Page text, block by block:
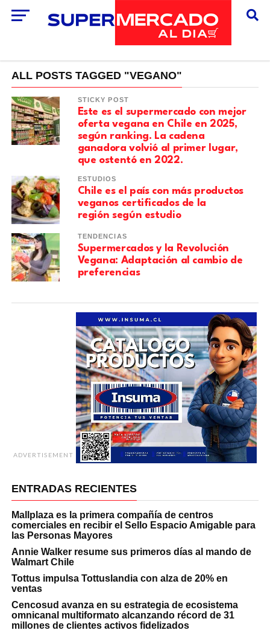
ALL POSTS TAGGED "VEGANO"
STICKY POST
Este es el supermercado con mejor
oferta vegana en Chile en 2025,
según ranking. La cadena
ganadora volvió al primer lugar,
que ostentó en 2022.
ESTUDIOS
Chile es el país con más productos
veganos certificados de la
región según estudio
TENDENCIAS
Supermercados y la Revolución
Vegana: Adaptación al cambio de
preferencias
ADVERTISEMENT
ENTRADAS RECIENTES
Mallplaza es la primera compañía de centros
comerciales en recibir el Sello Espacio Amigable para
las Personas Mayores
Annie Walker resume sus primeros días al mando de
Walmart Chile
Tottus impulsa Tottuslandia con alza de 20% en
ventas
Cencosud avanza en su estrategia de ecosistema
omnicanal multiformato alcanzando récord de 31
millones de clientes activos fidelizados